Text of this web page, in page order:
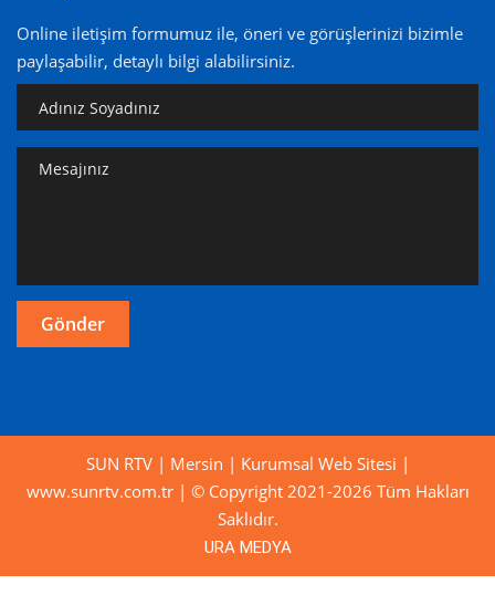
Online iletişim formumuz ile, öneri ve görüşlerinizi bizimle
paylaşabilir, detaylı bilgi alabilirsiniz.
SUN RTV | Mersin | Kurumsal Web Sitesi |
www.sunrtv.com.tr | © Copyright 2021-2026 Tüm Hakları
Saklıdır.
URA MEDYA